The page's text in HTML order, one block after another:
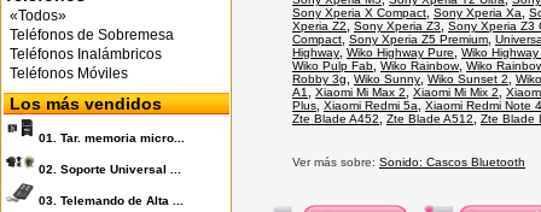
«Todos»
Teléfonos de Sobremesa
Teléfonos Inalámbricos
Teléfonos Móviles
Los más vendidos
01. Tar. memoria micro...
02. Soporte Universal ...
03. Telemando de Alta ...
Sony Xperia X Compact Sony Xperia Xa
Xperia Z2
Sony Xperia Z3
Sony Xperia Z3
Compact Sony Xperia Z5 Premium
Highway Wiko Highway Pure
Wiko
Wiko Pulp Fab Wiko Rainbow, Wiko
Robby 3g
Wiko Sunny Wiko Sunset 2
A1
Xiaomi Mi Max 2 Xiaomi Mi Mix 2
Plus Xiaomi Redmi 5a
Xiaomi Redmi Note 4
Zte Blade A452
Zte Blade A512 Zte Blade
Ver más sobre: Sonido: Cascos Bluetooth